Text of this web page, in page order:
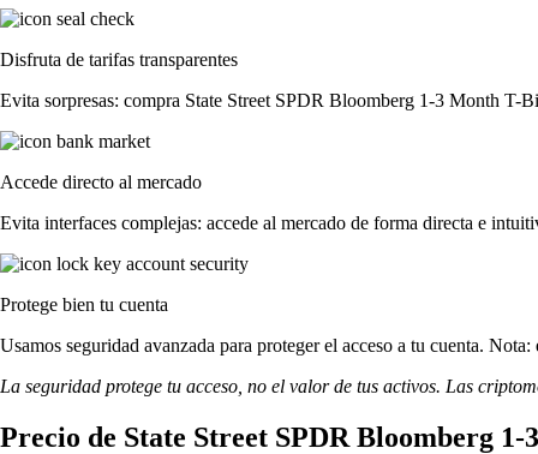
Disfruta de tarifas transparentes
Evita sorpresas: compra State Street SPDR Bloomberg 1-3 Month T-
Accede directo al mercado
Evita interfaces complejas: accede al mercado de forma directa e
Protege bien tu cuenta
Usamos seguridad avanzada para proteger el acceso a tu cuenta.
La seguridad protege tu acceso, no el valor de tus activos. Las
Precio de State Street SPDR Bloomberg